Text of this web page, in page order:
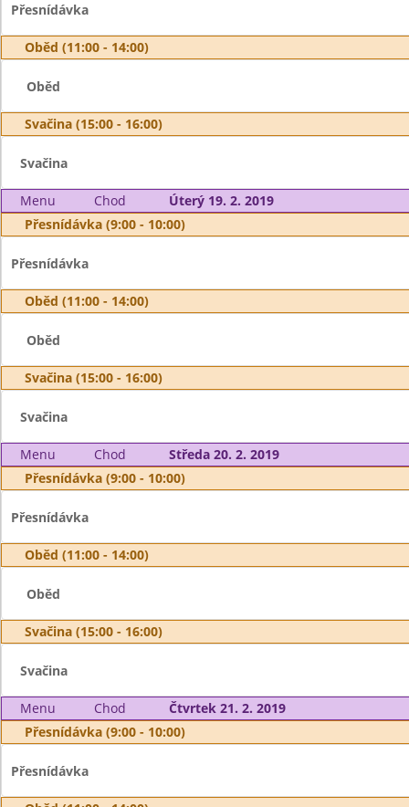
Přesnídávka
Oběd (11:00 - 14:00)
Oběd
Svačina (15:00 - 16:00)
Svačina
Menu Chod
Úterý 19. 2. 2019
Přesnídávka (9:00 - 10:00)
Přesnídávka
Oběd (11:00 - 14:00)
Oběd
Svačina (15:00 - 16:00)
Svačina
Menu Chod
Středa 20. 2. 2019
Přesnídávka (9:00 - 10:00)
Přesnídávka
Oběd (11:00 - 14:00)
Oběd
Svačina (15:00 - 16:00)
Svačina
Menu Chod
Čtvrtek 21. 2. 2019
Přesnídávka (9:00 - 10:00)
Přesnídávka